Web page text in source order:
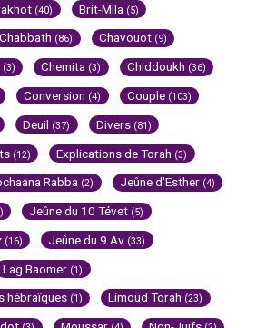
(40) Brit-Mila (5)
Chabbath (86) Chavouot (9)
(3) Chemita (3) Chiddoukh (36)
Conversion (4) Couple (103)
Deuil (37) Divers (81)
(12) Explications de Torah (3)
Rabba (2) Jeûne d'Esther (4)
Jeûne du 10 Tévet (5)
(16) Jeûne du 9 Av (33)
Lag Baomer (1)
hébraïques (1) Limoud Torah (23)